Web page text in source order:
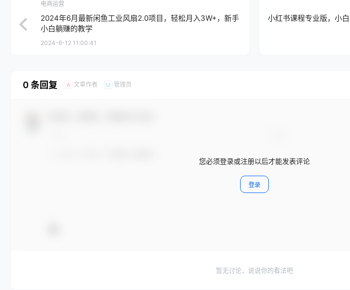
电商运营
2024年6月最新闲鱼工业风扇2.0项目，轻松月入3W+，新手
小白躺赚的教学
2024-6-12 11:00:41
小红书课程专业版，小
0 条回复 A 文章作者 M 管理员
您必须登录或注册以后才能发表评论
登录
暂无讨论，说说你的看法吧